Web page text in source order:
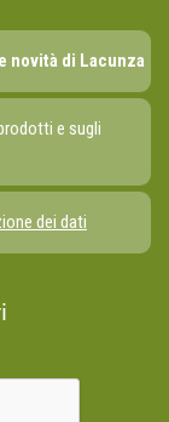
novità di Lacunza
e sugli
dei dati